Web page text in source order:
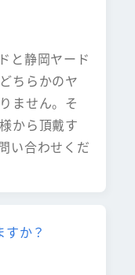
と静岡ヤード
ちらかのヤ
ません。そ
から頂戴す
い合わせくだ
か？